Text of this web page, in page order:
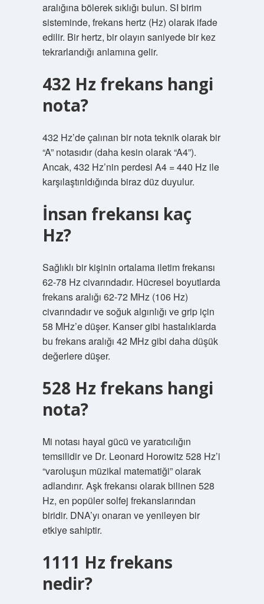
aralığına bölerek sıklığı bulun. SI birim
sisteminde, frekans hertz (Hz) olarak ifade
edilir. Bir hertz, bir olayın saniyede bir kez
tekrarlandığı anlamına gelir.
432 Hz frekans hangi
nota?
432 Hz’de çalınan bir nota teknik olarak bir
“A” notasıdır (daha kesin olarak “A4”).
Ancak, 432 Hz’nin perdesi A4 = 440 Hz ile
karşılaştırıldığında biraz düz duyulur.
İnsan frekansı kaç
Hz?
Sağlıklı bir kişinin ortalama iletim frekansı
62-78 Hz civarındadır. Hücresel boyutlarda
frekans aralığı 62-72 MHz (106 Hz)
civarındadır ve soğuk algınlığı ve grip için
58 MHz’e düşer. Kanser gibi hastalıklarda
bu frekans aralığı 42 MHz gibi daha düşük
değerlere düşer.
528 Hz frekans hangi
nota?
Mi notası hayal gücü ve yaratıcılığın
temsilidir ve Dr. Leonard Horowitz 528 Hz’i
“varoluşun müzikal matematiği” olarak
adlandırır. Aşk frekansı olarak bilinen 528
Hz, en popüler solfej frekanslarından
biridir. DNA’yı onaran ve yenileyen bir
etkiye sahiptir.
1111 Hz frekans
nedir?